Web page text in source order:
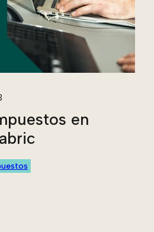
en